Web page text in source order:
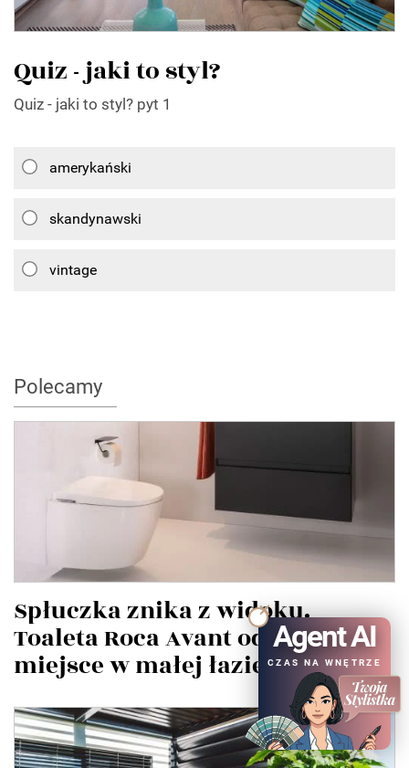
Quiz - jaki to styl?
Quiz - jaki to styl? pyt 1
amerykański
skandynawski
vintage
Polecamy
Spłuczka znika z widoku.
Toaleta Roca Avant odzyskuje
miejsce w małej łazience
Agent AI
CZAS NA WNĘTRZE